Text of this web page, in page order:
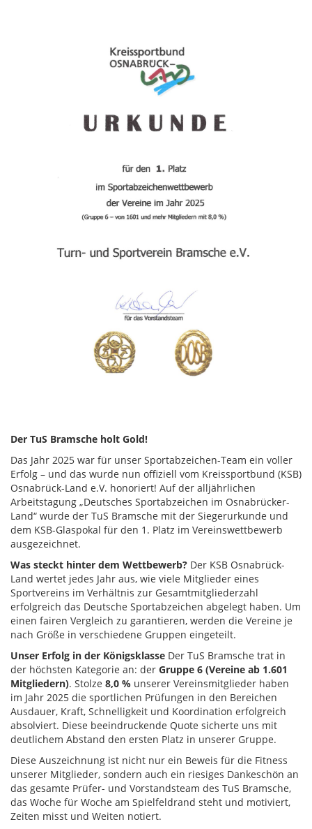
Der TuS Bramsche holt Gold!
Das Jahr 2025 war für unser Sportabzeichen-Team ein voller
Erfolg – und das wurde nun offiziell vom Kreissportbund (KSB)
Osnabrück-Land e.V. honoriert! Auf der alljährlichen
Arbeitstagung „Deutsches Sportabzeichen im Osnabrücker-
Land“ wurde der TuS Bramsche mit der Siegerurkunde und
dem KSB-Glaspokal für den 1. Platz im Vereinswettbewerb
ausgezeichnet.
Was steckt hinter dem Wettbewerb? Der KSB Osnabrück-
Land wertet jedes Jahr aus, wie viele Mitglieder eines
Sportvereins im Verhältnis zur Gesamtmitgliederzahl
erfolgreich das Deutsche Sportabzeichen abgelegt haben. Um
einen fairen Vergleich zu garantieren, werden die Vereine je
nach Größe in verschiedene Gruppen eingeteilt.
Unser Erfolg in der Königsklasse Der TuS Bramsche trat in
der höchsten Kategorie an: der Gruppe 6 (Vereine ab 1.601
Mitgliedern). Stolze 8,0 % unserer Vereinsmitglieder haben
im Jahr 2025 die sportlichen Prüfungen in den Bereichen
Ausdauer, Kraft, Schnelligkeit und Koordination erfolgreich
absolviert. Diese beeindruckende Quote sicherte uns mit
deutlichem Abstand den ersten Platz in unserer Gruppe.
Diese Auszeichnung ist nicht nur ein Beweis für die Fitness
unserer Mitglieder, sondern auch ein riesiges Dankeschön an
das gesamte Prüfer- und Vorstandsteam des TuS Bramsche,
das Woche für Woche am Spielfeldrand steht und motiviert,
Zeiten misst und Weiten notiert.